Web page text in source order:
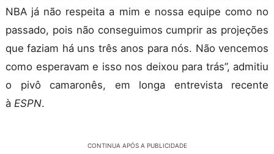
NBA já não respeita a mim e nossa equipe como no
passado, pois não conseguimos cumprir as projeções
que faziam há uns três anos para nós. Não vencemos
como esperavam e isso nos deixou para trás”, admitiu
o pivô camaronês, em longa entrevista recente
à ESPN.
CONTINUA APÓS A PUBLICIDADE